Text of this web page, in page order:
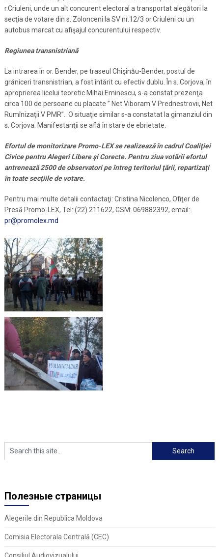
r.Criuleni, unde un alt concurent electoral a transportat alegători la
secţia de votare din s. Zolonceni la SV nr.12/3 or.Criuleni cu un
autobus marcat cu afişajul concurentului respectiv.
Regiunea transnistriană
La intrarea în or. Bender, pe traseul Chişinău-Bender, postul de
grăniceri transnistrian, a fost întărit cu efectiv dublu. În s. Corjova, în
aproprierea licelui teoretic Mihai Eminescu, s-a constat prezenţa
circa 100 de persoane cu placate ” Net Viboram V Prednestrovii, Net
Rumînizaţii V PMR”. O situaţie similar s-a constatat la gimanziul din
s. Corjova. Manifestanţii se află în stare de ebrietate.
Efortul de monitorizare Promo-LEX se realizează în cadrul Coaliţiei
Civice pentru Alegeri Libere şi Corecte. Pentru ziua votării efortul
antrenează 2500 de observatori pe întreg teritoriul ţării, repartizaţi
în toate secţiile de votare.
Pentru mai multe detalii contactaţi: Cristina Nicolenco, Ofiţer de
Presă Promo-LEX, Tel: (22) 211622, GSM: 069882392, email:
pr@promolex.md
Полезные страницы
Alegerile din Republica Moldova
Comisia Electorala Centrală (CEC)
Consiliul Audiovizualului